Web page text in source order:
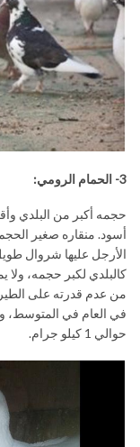
3- الحمام الرومي:
حجمه أكبر من البلدي
أسود. منقاره صغير
الأرجل عليها شروال
كالبلدي لكبر حجمه، ولا
في العام في المتوسط،
حوالي 1 كيلو جرام.